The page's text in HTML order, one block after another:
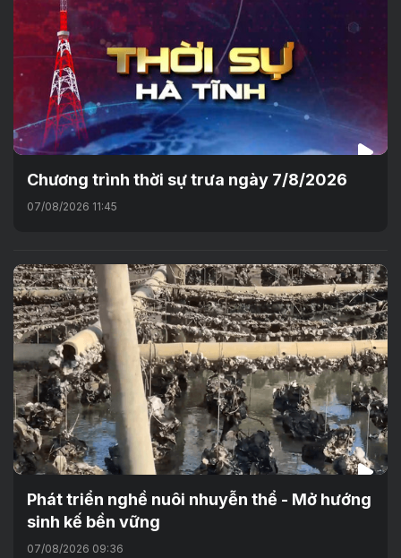
Chương trình thời sự trưa ngày 7/8/2026
07/08/2026 11:45
Phát triển nghề nuôi nhuyễn thể - Mở hướng
sinh kế bền vững
07/08/2026 09:36